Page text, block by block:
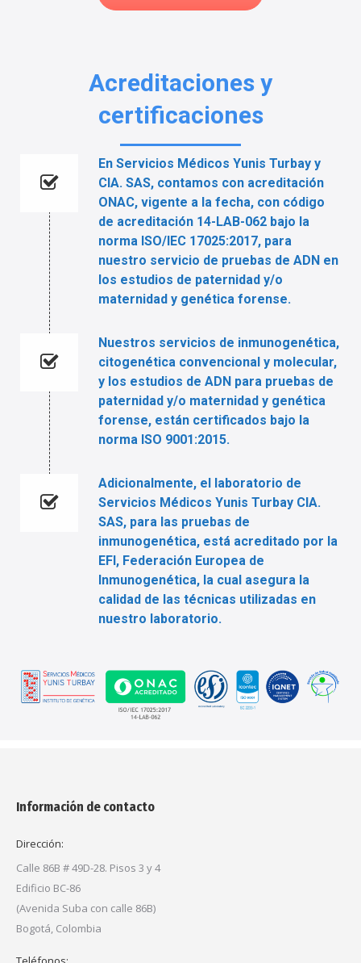
Acreditaciones y
certificaciones
En Servicios Médicos Yunis Turbay y
CIA. SAS, contamos con acreditación
ONAC, vigente a la fecha, con código
de acreditación 14-LAB-062 bajo la
norma ISO/IEC 17025:2017, para
nuestro servicio de pruebas de ADN en
los estudios de paternidad y/o
maternidad y genética forense.
Nuestros servicios de inmunogenética,
citogenética convencional y molecular,
y los estudios de ADN para pruebas de
paternidad y/o maternidad y genética
forense, están certificados bajo la
norma ISO 9001:2015.
Adicionalmente, el laboratorio de
Servicios Médicos Yunis Turbay CIA.
SAS, para las pruebas de
inmunogenética, está acreditado por la
EFI, Federación Europea de
Inmunogenética, la cual asegura la
calidad de las técnicas utilizadas en
nuestro laboratorio.
Información de contacto
Dirección:
Calle 86B # 49D-28. Pisos 3 y 4
Edificio BC-86
(Avenida Suba con calle 86B)
Bogotá, Colombia